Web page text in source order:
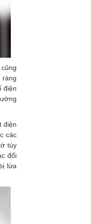
ràng
điện
điện
các
tùy
đối
lừa